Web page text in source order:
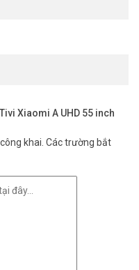
vòm với chất âm phát
bản nhạc, bộ phim với âm
không gian âm thanh đa
chân thực đến bất ngờ.
Xiaomi A UHD 55 inch
khai. Các trường bắt